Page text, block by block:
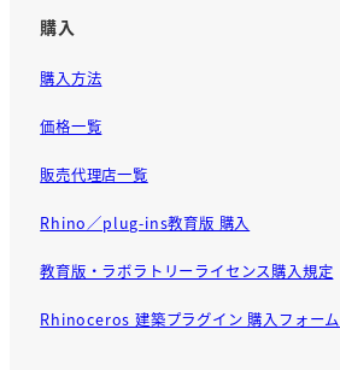
購入
購入方法
価格一覧
販売代理店一覧
Rhino／plug-ins教育版 購入
教育版・ラボラトリーライセンス購入規定
Rhinoceros 建築プラグイン 購入フォーム